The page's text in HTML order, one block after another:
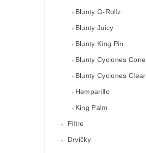
Blunty G-Rollz
Blunty Juicy
Blunty King Pin
Blunty Cyclones Cone
Blunty Cyclones Clear
Hemparillo
King Palm
Filtre
Drvičky